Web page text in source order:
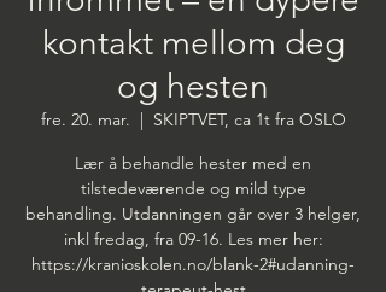
kontakt mellom deg
og hesten
fre. 20. mar.
  |
SKIPTVET, ca 1t fra OSLO
Lær å behandle hester med en
tilstedeværende og mild type
behandling. Utdanningen går over 3 helger,
inkl fredag, fra 09-16. Les mer her:
https://kranioskolen.no/blank-2#udanning-